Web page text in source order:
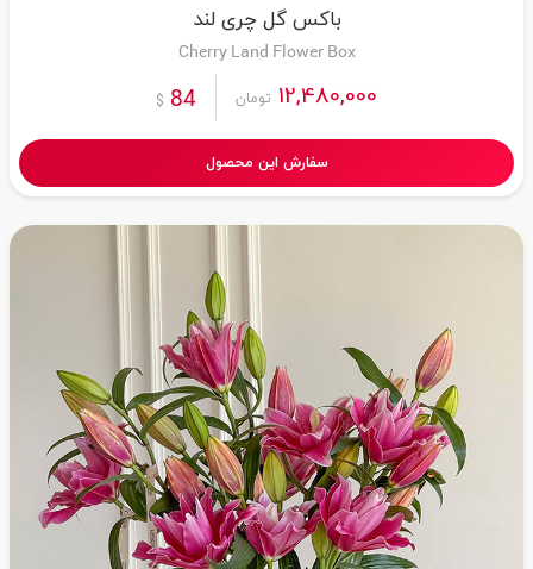
باکس گل چری لند
Cherry Land Flower Box
12,480,000 تومان 84
$
سفارش این محصول